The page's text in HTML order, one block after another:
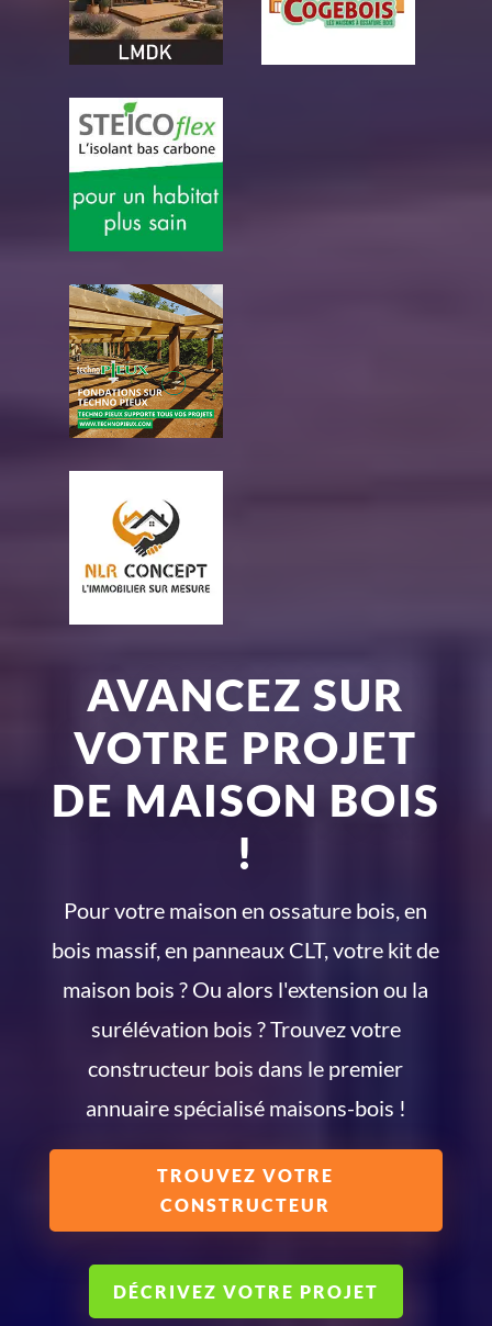
AVANCEZ SUR
VOTRE PROJET
DE MAISON BOIS
!
Pour votre maison en ossature bois, en
bois massif, en panneaux CLT, votre kit de
maison bois ? Ou alors l'extension ou la
surélévation bois ? Trouvez votre
constructeur bois dans le premier
annuaire spécialisé maisons-bois !
TROUVEZ VOTRE
CONSTRUCTEUR
DÉCRIVEZ VOTRE PROJET